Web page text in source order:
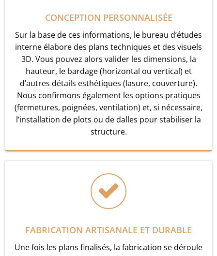
CONCEPTION PERSONNALISÉE
Sur la base de ces informations, le bureau d’études
interne élabore des plans techniques et des visuels
3D. Vous pouvez alors valider les dimensions, la
hauteur, le bardage (horizontal ou vertical) et
d’autres détails esthétiques (lasure, couverture).
Nous confirmons également les options pratiques
(fermetures, poignées, ventilation) et, si nécessaire,
l’installation de plots ou de dalles pour stabiliser la
structure.
FABRICATION ARTISANALE ET DURABLE
Une fois les plans finalisés, la fabrication se déroule